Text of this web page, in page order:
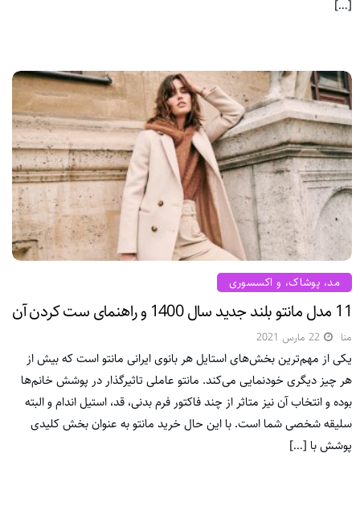
[…]
مد، پوشاک، و اکسسوری
11 مدل مانتو بلند جدید سال 1400 و راهنمای ست کردن آن
منا 22 مارس 2021
یکی از مهم‌ترین بخش‌های استایل هر بانوی ایرانی مانتو است که بیش از
هر چیز دیگری خودنمایی می‌کند. مانتو عاملی تاثیرگذار در پوشش خانم‌ها
بوده و انتخاب آن نیز متاثر از چند فاکتور فرم بدنی، قد، استیل اندام و البته
سلیقه شخصی شما است. با این حال خرید مانتو به عنوان بخش کلیدی
پوشش با […]